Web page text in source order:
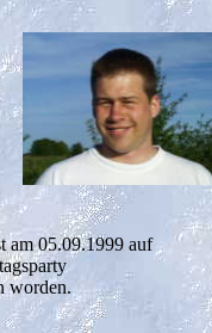
am 05.09.1999 auf
worden.